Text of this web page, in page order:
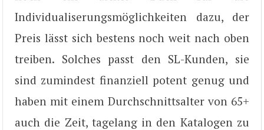
Individualiserungsmöglichkeiten dazu, der
Preis lässt sich bestens noch weit nach oben
treiben. Solches passt den SL-Kunden, sie
sind zumindest finanziell potent genug und
haben mit einem Durchschnittsalter von 65+
auch die Zeit, tagelang in den Katalogen zu